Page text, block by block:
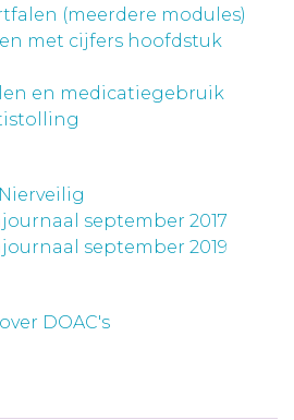
(meerdere modules)
met cijfers hoofdstuk
en medicatiegebruik
september 2017
september 2019
DOAC's